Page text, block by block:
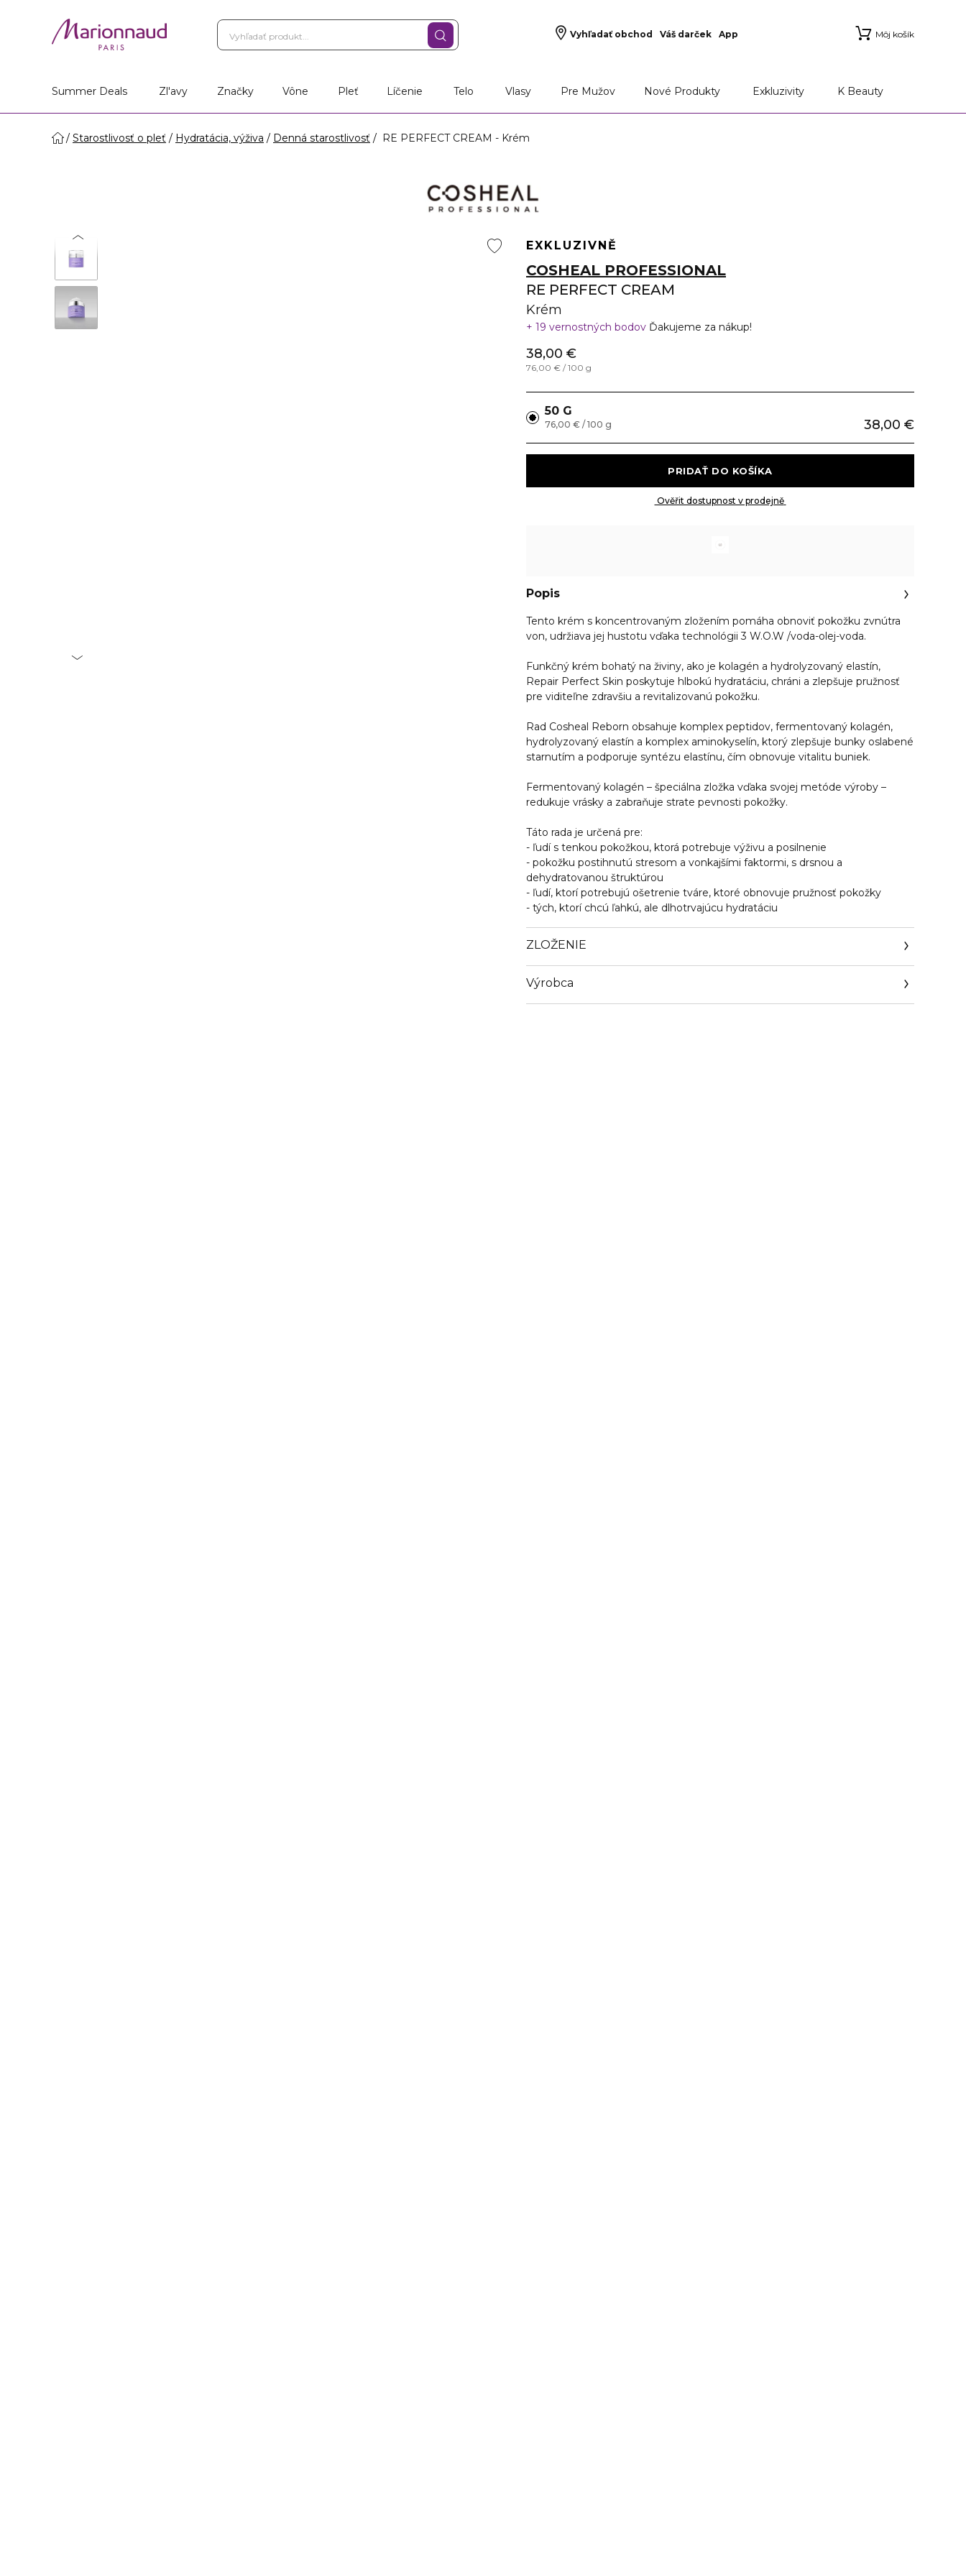
Vyhľadať obchod Váš darček App Môj košík
Summer Deals Zl'avy Značky Vône Pleť Líčenie Telo Vlasy Pre Mužov Nové Produkty Exkluzivity K Beauty
Starostlivosť o pleť Hydratácia, výživa Denná starostlivosť RE PERFECT CREAM - Krém
EXKLUZIVNĚ
COSHEAL PROFESSIONAL
RE PERFECT CREAM
Krém
19 vernostných bodov Ďakujeme za nákup!
38,00 €
76,00 € / 100 g
50 G
38,00 €
76,00 € / 100 g
Ověřit dostupnost v prodejně
Popis
Tento krém s koncentrovaným zložením pomáha obnoviť pokožku zvnútra
von, udržiava jej hustotu vďaka technológii 3 W.O.W /voda-olej-voda.
Funkčný krém bohatý na živiny, ako je kolagén a hydrolyzovaný elastín,
Repair Perfect Skin poskytuje hlbokú hydratáciu, chráni a zlepšuje pružnosť
pre viditeľne zdravšiu a revitalizovanú pokožku.
Rad Cosheal Reborn obsahuje komplex peptidov, fermentovaný kolagén,
hydrolyzovaný elastín a komplex aminokyselín, ktorý zlepšuje bunky oslabené
starnutím a podporuje syntézu elastínu, čím obnovuje vitalitu buniek.
Fermentovaný kolagén – špeciálna zložka vďaka svojej metóde výroby –
redukuje vrásky a zabraňuje strate pevnosti pokožky.
Táto rada je určená pre:
- ľudí s tenkou pokožkou, ktorá potrebuje výživu a posilnenie
- pokožku postihnutú stresom a vonkajšími faktormi, s drsnou a
dehydratovanou štruktúrou
- ľudí, ktorí potrebujú ošetrenie tváre, ktoré obnovuje pružnosť pokožky
- tých, ktorí chcú ľahkú, ale dlhotrvajúcu hydratáciu
ZLOŽENIE
Výrobca